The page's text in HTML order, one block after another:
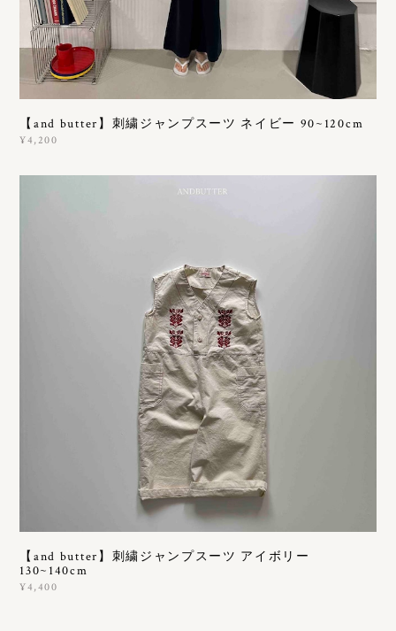
【and butter】刺繍ジャンプスーツ ネイビー 90~120cm
¥4,200
【and butter】刺繍ジャンプスーツ アイボリー
130~140cm
¥4,400